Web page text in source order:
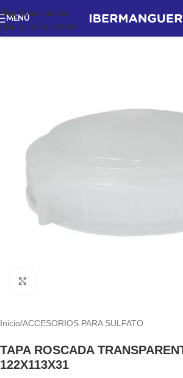
Skip to navigation
Skip to main content
MENÚ
Inicio/ACCESORIOS PARA SULFATO
TAPA ROSCADA
122X113X31